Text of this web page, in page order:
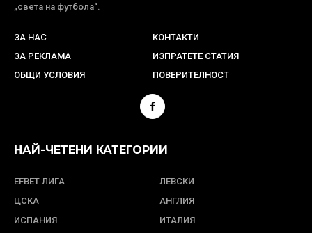
„света на футбола“.
ЗА НАС
КОНТАКТИ
ЗА РЕКЛАМА
ИЗПРАТЕТЕ СТАТИЯ
ОБЩИ УСЛОВИЯ
ПОВЕРИТЕЛНОСТ
НАЙ-ЧЕТЕНИ КАТЕГОРИИ
EFBET ЛИГА
ЛЕВСКИ
ЦСКА
АНГЛИЯ
ИСПАНИЯ
ИТАЛИЯ